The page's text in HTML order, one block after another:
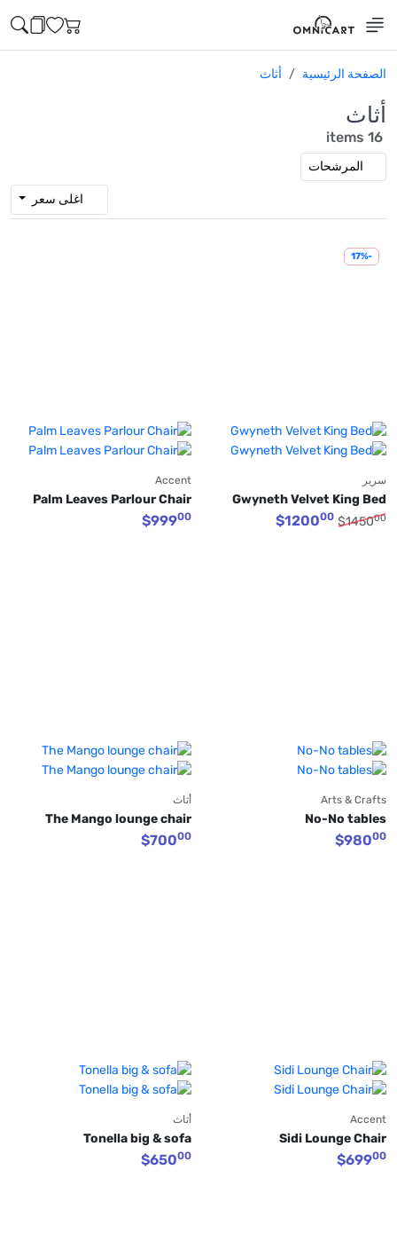
الصفحة الرئيسية أثاث
أثاث
16 items
-17%
سرير
Gwyneth Velvet King Bed
$145000
$120000
Accent
Palm Leaves Parlour Chair
$99900
Arts & Crafts
No-No tables
$98000
أثاث
The Mango lounge chair
$70000
Accent
Sidi Lounge Chair
$69900
أثاث
Tonella big & sofa
$65000